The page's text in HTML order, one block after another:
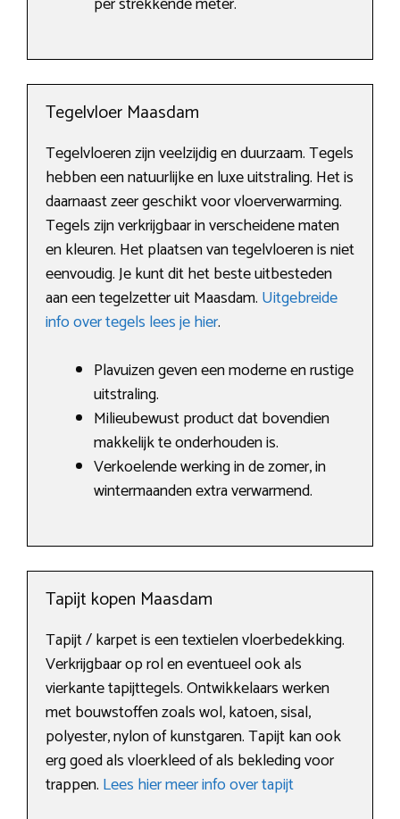
Tegelvloer Maasdam
Tegelvloeren zijn veelzijdig en duurzaam. Tegels
hebben een natuurlijke en luxe uitstraling. Het is
daarnaast zeer geschikt voor vloerverwarming.
Tegels zijn verkrijgbaar in verscheidene maten
en kleuren. Het plaatsen van tegelvloeren is niet
eenvoudig. Je kunt dit het beste uitbesteden
aan een tegelzetter uit Maasdam. Uitgebreide
info over tegels lees je hier.
Plavuizen geven een moderne en rustige
uitstraling.
Milieubewust product dat bovendien
makkelijk te onderhouden is.
Verkoelende werking in de zomer, in
wintermaanden extra verwarmend.
Tapijt kopen Maasdam
Tapijt / karpet is een textielen vloerbedekking.
Verkrijgbaar op rol en eventueel ook als
vierkante tapijttegels. Ontwikkelaars werken
met bouwstoffen zoals wol, katoen, sisal,
polyester, nylon of kunstgaren. Tapijt kan ook
erg goed als vloerkleed of als bekleding voor
trappen. Lees hier meer info over tapijt